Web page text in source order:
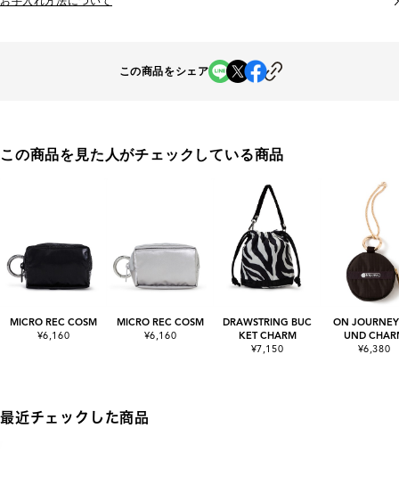
この商品をシェア
この商品を見た人がチェックしている商品
MICRO REC COSM
¥6,160
MICRO REC COSM
¥6,160
DRAWSTRING BUC
KET CHARM
¥7,150
ON
UND
¥6,380
最近チェックした商品